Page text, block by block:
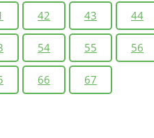
42 43 44
54 55 56
66 67